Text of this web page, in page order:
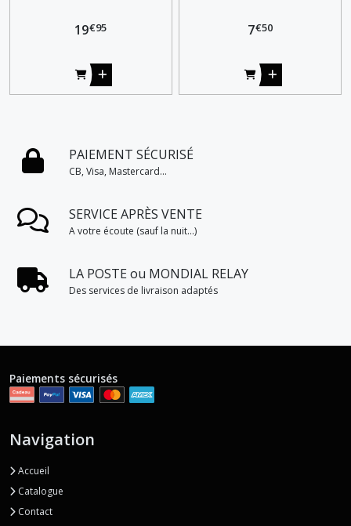
19€95 7€50
PAIEMENT SÉCURISÉ
CB, Visa, Mastercard...
SERVICE APRÈS VENTE
A votre écoute (sauf la nuit...)
LA POSTE ou MONDIAL RELAY
Des services de livraison adaptés
Paiements sécurisés
Navigation
Accueil
Catalogue
Contact